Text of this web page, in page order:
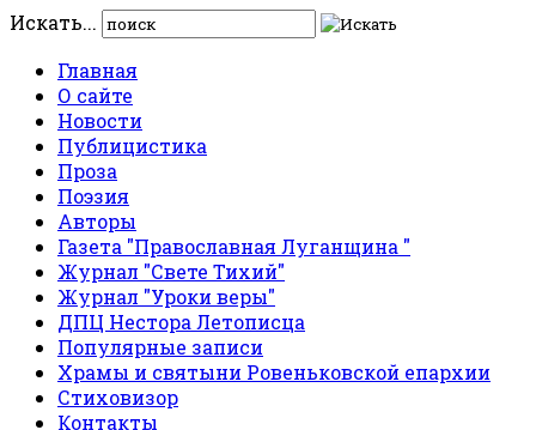
Искать...
Главная
О сайте
Новости
Публицистика
Проза
Поэзия
Авторы
Газета "Православная Луганщина "
Журнал "Свете Тихий"
Журнал "Уроки веры"
ДПЦ Нестора Летописца
Популярные записи
Храмы и святыни Ровеньковской епархии
Стиховизор
Контакты